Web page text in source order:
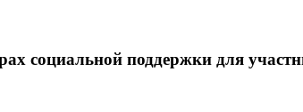
социальной поддержки для